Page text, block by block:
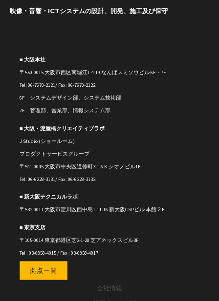
映像・音響・ICTシステムの設計、開発、施工及び保守
■ 大阪本社
〒550-0015 大阪市西区南堀江1-4-19 なんばスミソウビル 6F・7F
Tel: 06-7670-2121/ Fax: 06-7670-2122
6F システムデザイン部、システム技術部
7F 管理部、営業部、情報システム部
■ 大阪・淀屋橋クリエイティブラボ
J Studio (ショールーム)
プロダクトサービスグループ
〒541-0045 大阪市中央区道修町3-1-6 K.シオノビル1F
Tel: 06-6228-3131/ Fax: 06-6228-3132
■ 新大阪テクニカルラボ
〒 532-0011大阪市淀川区西中島1-11-16 新大阪CSPビル 本館２F
■ 東京支店
〒105-0014 東京都港区芝2-1-28 芝アネックスビル3F
Tel : 03-6858-4015 / Fax : 03-6858-4017
拠点一覧
会社情報